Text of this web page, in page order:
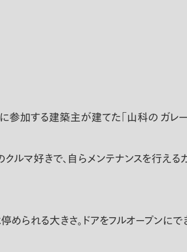
加する建築主が建てた「山科の ガレー
マ好きで、自らメンテナンスを行える
られる大きさ。ドアをフルオープンにで